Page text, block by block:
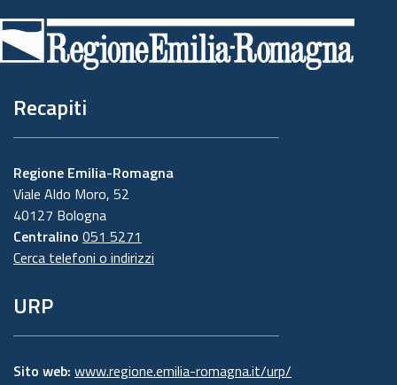
di
pagina
Recapiti
Regione Emilia-Romagna
Viale Aldo Moro, 52
40127 Bologna
Centralino 051 5271
Cerca telefoni o indirizzi
URP
Sito web: www.regione.emilia-romagna.it/urp/